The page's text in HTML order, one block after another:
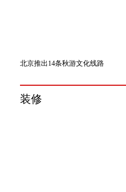
北京推出14条秋游文化线路
装修